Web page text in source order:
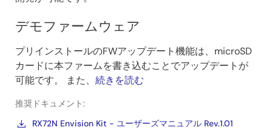
デモファームウェア
プリインストールのFWアップデート機能は、microSD
カードに本ファームを書き込むことでアップデートが
可能です。 また、 続きを読む
推奨ドキュメント:
RX72N Envision Kit - ユーザーズマニュアル Rev.1.01